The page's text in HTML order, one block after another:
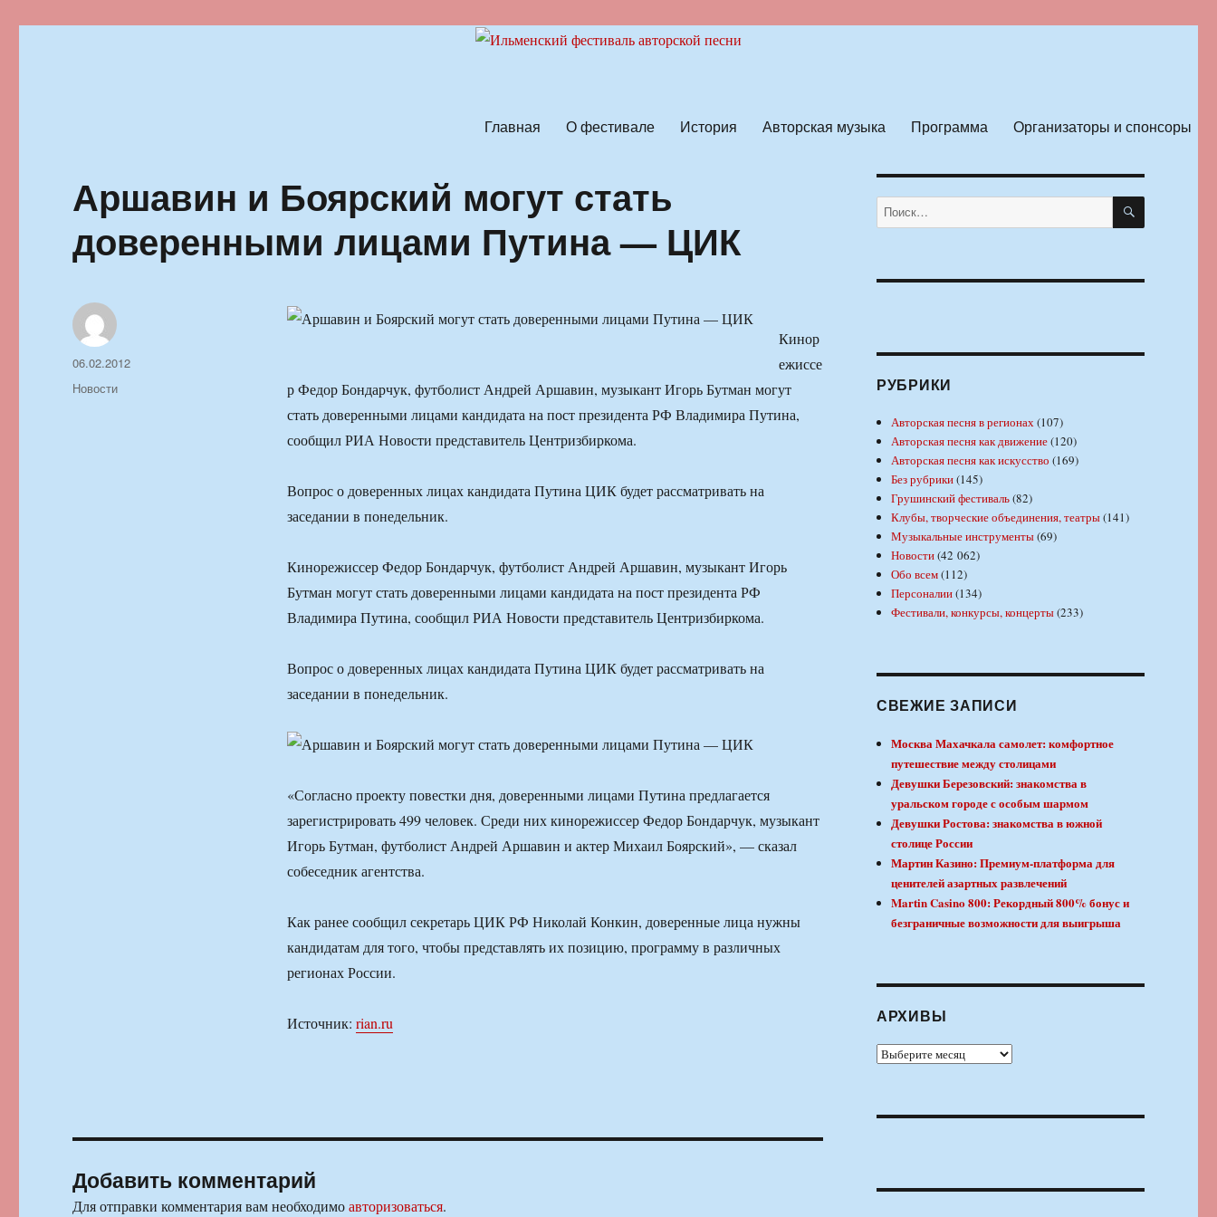
Главная О фестивале История Авторская музыка Программа Организаторы и спонсоры
Аршавин и Боярский могут стать
доверенными лицами Путина — ЦИК
Кинор
ежиссе
р Федор Бондарчук, футболист Андрей Аршавин, музыкант Игорь Бутман могут
стать доверенными лицами кандидата на пост президента РФ Владимира Путина,
сообщил РИА Новости представитель Центризбиркома.
Вопрос о доверенных лицах кандидата Путина ЦИК будет рассматривать на
заседании в понедельник.
Кинорежиссер Федор Бондарчук, футболист Андрей Аршавин, музыкант Игорь
Бутман могут стать доверенными лицами кандидата на пост президента РФ
Владимира Путина, сообщил РИА Новости представитель Центризбиркома.
Вопрос о доверенных лицах кандидата Путина ЦИК будет рассматривать на
заседании в понедельник.
«Согласно проекту повестки дня, доверенными лицами Путина предлагается
зарегистрировать 499 человек. Среди них кинорежиссер Федор Бондарчук, музыкант
Игорь Бутман, футболист Андрей Аршавин и актер Михаил Боярский», — сказал
собеседник агентства.
Как ранее сообщил секретарь ЦИК РФ Николай Конкин, доверенные лица нужны
кандидатам для того, чтобы представлять их позицию, программу в различных
регионах России.
Источник: rian.ru
Автор
Опубликовано
06.02.2012
Рубрики
Новости
Добавить комментарий
Для отправки комментария вам необходимоавторизоваться.
Искать: ПОИСК
РУБРИКИ
Авторская песня в регионах(107)
Авторская песня как движение(120)
Авторская песня как искусство (169)
Без рубрики(145)
Грушинский фестиваль(82)
Клубы, творческие объединения, театры(141)
Музыкальные инструменты(69)
Новости(42 062)
Обо всем(112)
Персоналии(134)
Фестивали, конкурсы, концерты(233)
СВЕЖИЕ ЗАПИСИ
Москва Махачкала самолет: комфортное
путешествие между столицами
Девушки Березовский: знакомства в
уральском городе с особым шармом
Девушки Ростова: знакомства в южной
столице России
Мартин Казино: Премиум-платформа для
ценителей азартных развлечений
Martin Casino 800: Рекордный 800% бонус и
безграничные возможности для выигрыша
АРХИВЫ
Архивы